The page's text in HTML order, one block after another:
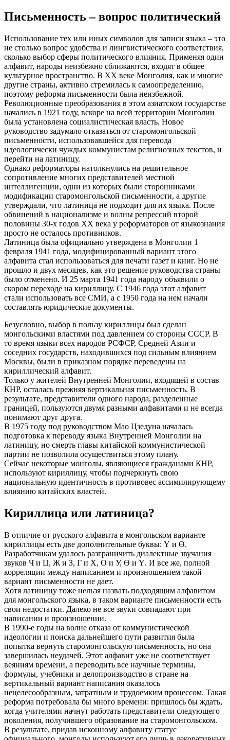
Письменность – вопрос политический
Использование тех или иных символов для записи языка – это
не столько вопрос удобства и лингвистического соответствия,
сколько выбор сферы политического влияния. Применяя один
алфавит, народы неизбежно сближаются, входят в общее
культурное пространство. В ХХ веке Монголия, как и многие
другие страны, активно стремилась к самоопределению,
поэтому реформа письменности была неизбежной.
Революционные преобразования в этом азиатском государстве
начались в 1921 году, вскоре на всей территории Монголии
была установлена социалистическая власть. Новое
руководство задумало отказаться от старомонгольской
письменности, использовавшейся для перевода
идеологически чуждых коммунистам религиозных текстов, и
перейти на латиницу.
Однако реформаторы натолкнулись на решительное
сопротивление многих представителей местной
интеллигенции, одни из которых были сторонниками
модификации старомонгольской письменности, а другие
утверждали, что латиница не подходит для их языка. После
обвинений в национализме и волны репрессий второй
половины 30-х годов ХХ века у реформаторов от языкознания
просто не осталось противников.
Латиница была официально утверждена в Монголии 1
февраля 1941 года, модифицированный вариант этого
алфавита стал использоваться для печати газет и книг. Но не
прошло и двух месяцев, как это решение руководства страны
было отменено. И 25 марта 1941 года народу объявили о
скором переходе на кириллицу. С 1946 года этот алфавит
стали использовать все СМИ, а с 1950 года на нем начали
составлять юридические документы.
Безусловно, выбор в пользу кириллицы был сделан
монгольскими властями под давлением со стороны СССР. В
то время языки всех народов РСФСР, Средней Азии и
соседних государств, находившихся под сильным влиянием
Москвы, были в приказном порядке переведены на
кириллический алфавит.
Только у жителей Внутренней Монголии, входящей в состав
КНР, осталась прежняя вертикальная письменность. В
результате, представители одного народа, разделенные
границей, пользуются двумя разными алфавитами и не всегда
понимают друг друга.
В 1975 году под руководством Мао Цзедуна началась
подготовка к переводу языка Внутренней Монголии на
латиницу, но смерть главы китайской коммунистической
партии не позволила осуществиться этому плану.
Сейчас некоторые монголы, являющиеся гражданами КНР,
используют кириллицу, чтобы подчеркнуть свою
национальную идентичность в противовес ассимилирующему
влиянию китайских властей.
Кириллица или латиница?
В отличие от русского алфавита в монгольском варианте
кириллицы есть две дополнительные буквы: Ү и Ө.
Разработчикам удалось разграничить диалектные звучания
звуков Ч и Ц, Ж и З, Г и Х, О и У, Ө и Ү. И все же, полной
корреляции между написанием и произношением такой
вариант письменности не дает.
Хотя латиницу тоже нельзя назвать подходящим алфавитом
для монгольского языка, в таком варианте письменности есть
свои недостатки. Далеко не все звуки совпадают при
написании и произношении.
В 1990-е годы на волне отказа от коммунистической
идеологии и поиска дальнейшего пути развития была
попытка вернуть старомонгольскую письменность, но она
завершилась неудачей. Этот алфавит уже не соответствует
веяниям времени, а переводить все научные термины,
формулы, учебники и делопроизводство в стране на
вертикальный вариант написания оказалось
нецелесообразным, затратным и трудоемким процессом. Такая
реформа потребовала бы много времени: пришлось бы ждать,
когда учителями начнут работать представители следующего
поколения, получившего образование на старомонгольском.
В результате, придав исконному алфавиту статус